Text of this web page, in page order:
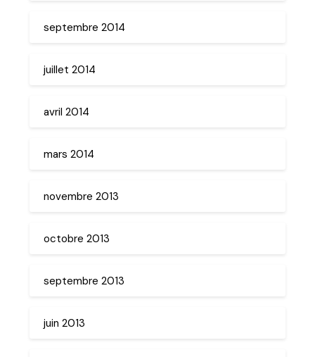
septembre 2014
juillet 2014
avril 2014
mars 2014
novembre 2013
octobre 2013
septembre 2013
juin 2013